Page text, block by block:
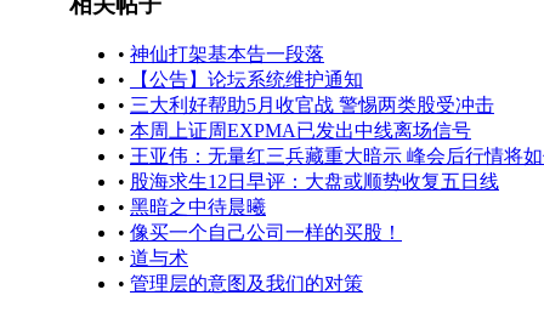
• 神仙打架基本告一段落
•
【公告】论坛系统维护通知
• 三大利好帮助5月收官战 警惕两类股受冲击
• 本周上证周EXPMA已发出中线离场信号
• 王亚伟：无量红三兵藏重大暗示 峰会后行情将
• 股海求生12日早评：大盘或顺势收复五日线
• 黑暗之中待晨曦
• 像买一个自己公司一样的买股！
• 道与术
• 管理层的意图及我们的对策